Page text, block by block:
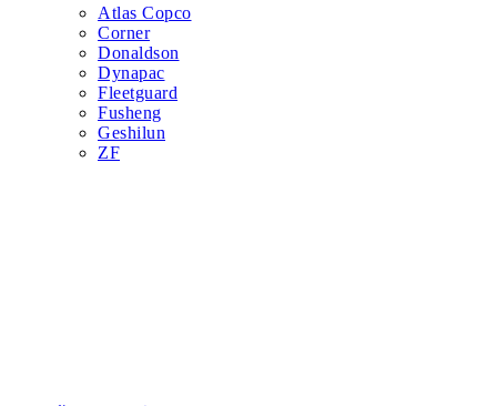
Atlas Copco
Corner
Donaldson
Dynapac
Fleetguard
Fusheng
Geshilun
ZF